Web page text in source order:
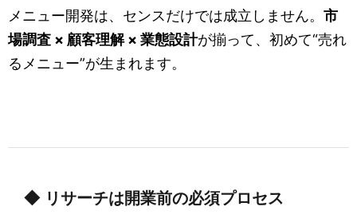
メニュー開発は、センスだけでは成立しません。 市
場調査 × 顧客理解 × 業態設計が揃って、初めて“売れ
るメニュー”が生まれます。
◆ リサーチは開業前の必須プロセス